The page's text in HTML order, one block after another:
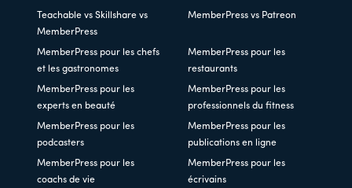
Teachable vs Skillshare vs
MemberPress
MemberPress vs Patreon
MemberPress pour les chefs
et les gastronomes
MemberPress pour les
restaurants
MemberPress pour les
experts en beauté
MemberPress pour les
professionnels du fitness
MemberPress pour les
podcasters
MemberPress pour les
publications en ligne
MemberPress pour les
coachs de vie
MemberPress pour les
écrivains